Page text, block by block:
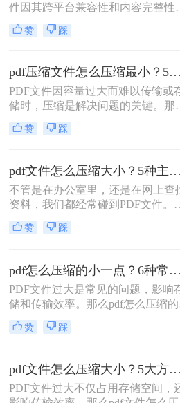
件因其跨平台兼容性和内容完整性
广泛应用于各种场合。然而，随着
PDF文件中包含的图片、图表、字体
大，给存储和传输带来了不便。那么
怎么压缩pdf大小呢？为了解决这个
题，本文将介绍三种压缩PDF大小
方法。
赞 踩
pdf压缩文件怎么压缩最小？5个常用方法全解析！
PDF文件因容量过大而难以传输或
储时，压缩是解决问题的关键。那
pdf压缩文件怎么压缩最小呢？本文
介绍几种高效压缩PDF的方法，帮助
赞 踩
pdf文件怎么压缩大小？5种主流压缩方法分享！
不管是在办公室里，还是在网上查
资料，我们都经常碰到PDF文件。
工作中，发送邮件需要PDF文件格
式，但太大的PDF文件也是一个棘手
被限制为5M，否则就发送不了。若
pdf文件怎么压缩大小，那就可轻松
传。在今天，我们将分享两种简单
pdf文件压缩方式。
赞 踩
pdf怎么压缩的小一点？6种常用方案详解！
PDF文件过大是常见的问题，影响
储和传输效率。那么pdf怎么压缩的
一点呢？本文将详解6种主流压缩方
案，助你快速解决文件体积过大的困
赞 踩
pdf文件怎么压缩大小？5大方法深度解析与实操指南！
PDF文件过大不仅占用存储空间，